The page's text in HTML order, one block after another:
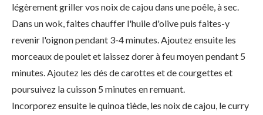
légèrement griller vos noix de cajou dans une poêle, à sec.
Dans un wok, faites chauffer l'huile d'olive puis faites-y
revenir l'oignon pendant 3-4 minutes. Ajoutez ensuite les
morceaux de poulet et laissez dorer à feu moyen pendant 5
minutes. Ajoutez les dés de carottes et de courgettes et
poursuivez la cuisson 5 minutes en remuant.
Incorporez ensuite le quinoa tiède, les noix de cajou, le curry